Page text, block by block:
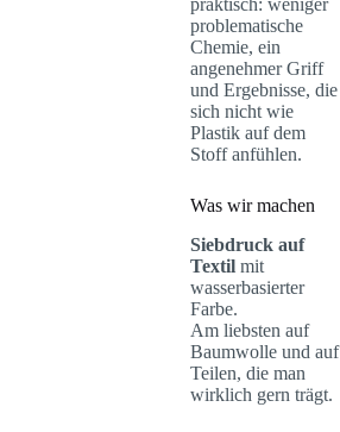
praktisch: weniger
problematische
Chemie, ein
angenehmer Griff
und Ergebnisse, die
sich nicht wie
Plastik auf dem
Stoff anfühlen.
Was wir machen
Siebdruck auf
Textil mit
wasserbasierter
Farbe.
Am liebsten auf
Baumwolle und auf
Teilen, die man
wirklich gern trägt.